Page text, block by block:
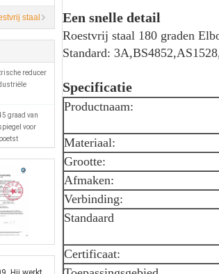
staal
reducer
graad van
voor
Een snelle detail
Roestvrij staal 180 graden
Standard:
Specificatie
Productnaam:
Materiaal:
Grootte:
Afmaken:
Verbinding:
Standaard
Certificaat: